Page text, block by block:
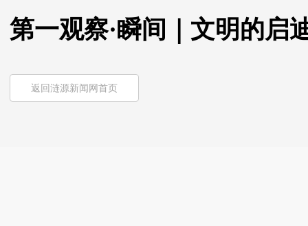
第一观察·瞬间｜文明的启
返回涟源新闻网首页